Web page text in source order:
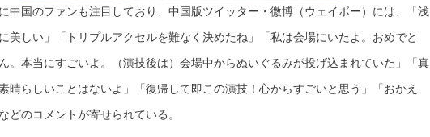
中国のファンも注目しており、中国版ツイッター・微博（ウェイボー）には、「浅
美しい」「トリプルアクセルを難なく決めたね」「私は会場にいたよ。おめでと
。本当にすごいよ。（演技後は）会場中からぬいぐるみが投げ込まれていた」「真
晴らしいことはないよ」「復帰して即この演技！心からすごいと思う」「おかえ
どのコメントが寄せられている。